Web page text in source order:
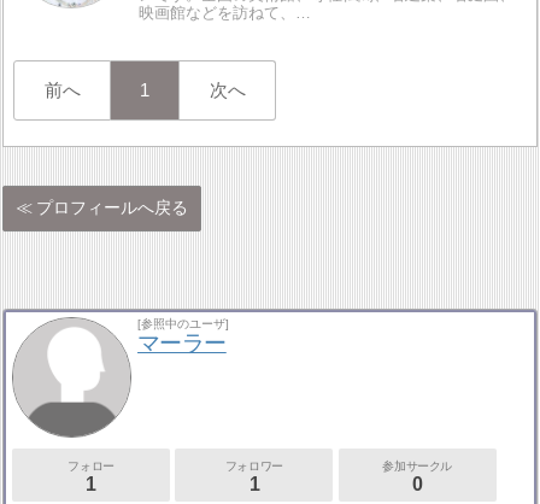
映画館などを訪ねて、…
前へ 1 次へ
プロフィールへ戻る
[参照中のユーザ]
マーラー
フォロー
1
フォロワー
1
参加サークル
0